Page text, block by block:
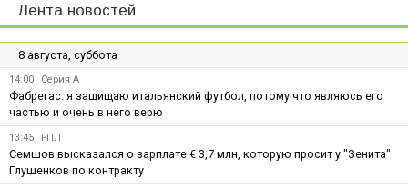
Лента новостей
8 августа, суббота
14:00 Серия А
Фабрегас: я защищаю итальянский футбол, потому что являюсь его
частью и очень в него верю
13:45 РПЛ
Семшов высказался о зарплате € 3,7 млн, которую просит у "Зенита"
Глушенков по контракту